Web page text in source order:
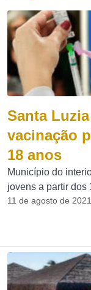
Santa
vacinação
18 anos
Município do
jovens a partir dos
11 de agosto de